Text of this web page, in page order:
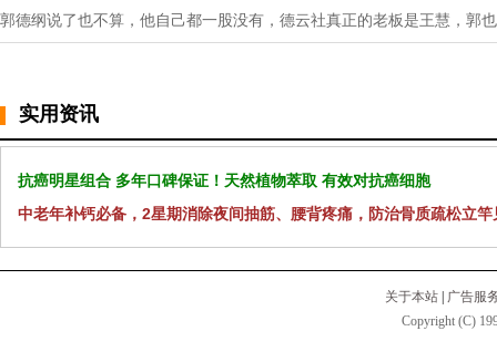
郭德纲说了也不算，他自己都一股没有，德云社真正的老板是王慧，郭
实用资讯
抗癌明星组合 多年口碑保证！天然植物萃取 有效对抗癌细胞
中老年补钙必备，2星期消除夜间抽筋、腰背疼痛，防治骨质疏松立竿
关于本站
广告服
Copyright (C)